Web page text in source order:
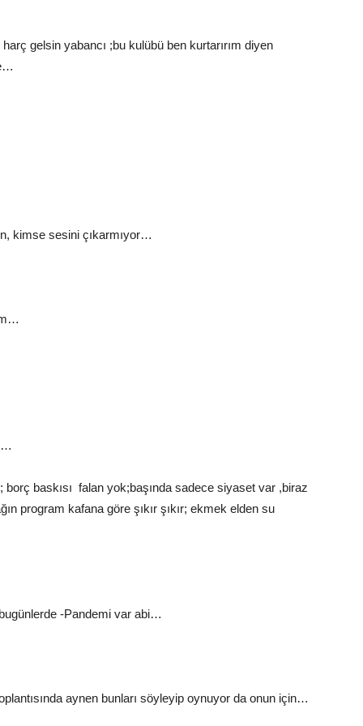
gelsin yabancı ;bu kulübü ben kurtarırım diyen
kimse sesini çıkarmıyor…
borç baskısı falan yok;başında sadece siyaset var ,biraz
program kafana göre şıkır şıkır; ekmek elden su
-Pandemi var abi…
aynen bunları söyleyip oynuyor da onun için…